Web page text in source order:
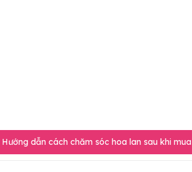
Hướng dẫn cách chăm sóc hoa lan sau khi mua